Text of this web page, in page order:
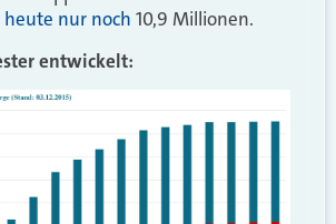
heute nur noch 10,9 Millionen.
entwickelt: